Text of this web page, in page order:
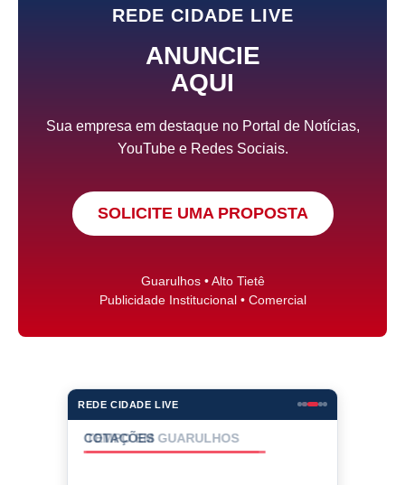
REDE CIDADE LIVE
ANUNCIE
AQUI
Sua empresa em destaque no Portal de Notícias,
YouTube e Redes Sociais.
SOLICITE UMA PROPOSTA
Guarulhos • Alto Tietê
Publicidade Institucional • Comercial
REDE CIDADE LIVE
COTAÇÕES